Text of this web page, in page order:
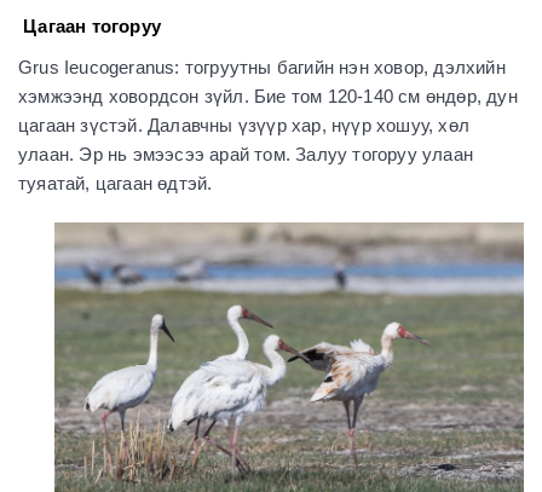
Цагаан тогоруу
Grus Ieucogeranus: тогруутны багийн нэн ховор, дэлхийн
хэмжээнд ховордсон зүйл. Бие том 120-140 см өндөр, дун
цагаан зүстэй. Далавчны үзүүр хар, нүүр хошуу, хөл
улаан. Эр нь эмээсээ арай том. Залуу тогоруу улаан
туяатай, цагаан өдтэй.